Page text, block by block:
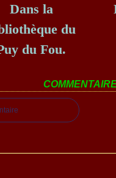
Dans la
du
du Fou.